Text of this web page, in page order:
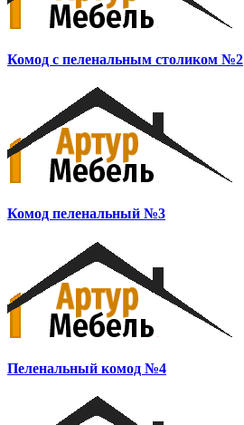
Комод с пеленальным столиком №2
Комод пеленальный №3
Пеленальный комод №4